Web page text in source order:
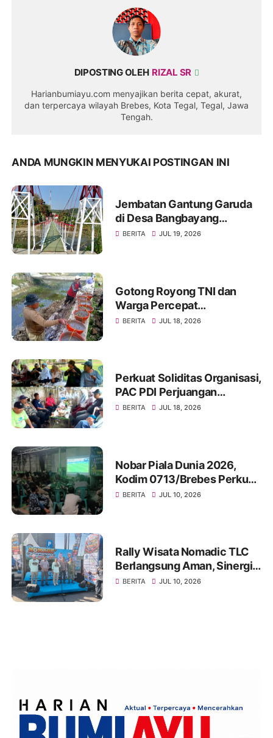
DIPOSTING OLEH RIZAL SR
Harianbumiayu.com menyajikan berita cepat, akurat,
dan terpercaya wilayah Brebes, Kota Tegal, Tegal, Jawa
Tengah.
ANDA MUNGKIN MENYUKAI POSTINGAN INI
Jembatan Gantung Garuda
di Desa Bangbayang
Rampung Dibangun, Simbol
BERITA JUL 19, 2026
Gotong Royong TNI dan
Warga Percepat
Pembangunan Jembatan
BERITA JUL 18, 2026
Perkuat Soliditas Organisasi,
PAC PDI Perjuangan
Bumiayu Gelar Silaturahmi
BERITA JUL 18, 2026
Nobar Piala Dunia 2026,
Kodim 0713/Brebes Perkuat
Kemanunggalan TNI-Rakyat
BERITA JUL 10, 2026
Rally Wisata Nomadic TLC
Berlangsung Aman, Sinergi
Polres Brebes dan Instansi
BERITA JUL 10, 2026